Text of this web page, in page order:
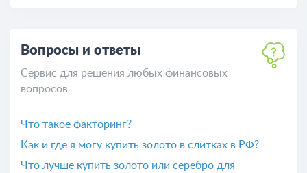
Вопросы и ответы
Сервис для решения любых финансовых
вопросов
Что такое факторинг?
Как и где я могу купить золото в слитках в РФ?
Что лучше купить золото или серебро для